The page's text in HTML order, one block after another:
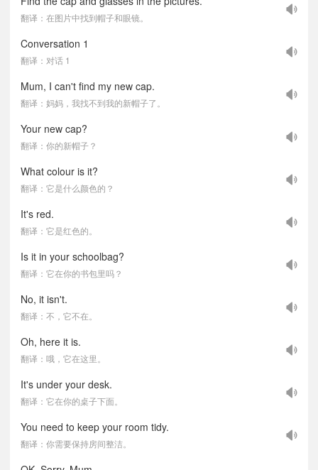
翻译：在图片中找到帽子和眼镜。
Conversation 1
翻译：对话 1
Mum, I can't find my new cap.
翻译：妈妈，我找不到我的新帽子了。
Your new cap?
翻译：你的新帽子？
What colour is it?
翻译：它是什么颜色的？
It's red.
翻译：它是红色的。
Is it in your schoolbag?
翻译：它在你的书包里吗？
No, it isn't.
翻译：不，它不在。
Oh, here it is.
翻译：哦，它在这里。
It's under your desk.
翻译：它在你的桌子下面。
You need to keep your room tidy.
翻译：你需要保持房间整洁。